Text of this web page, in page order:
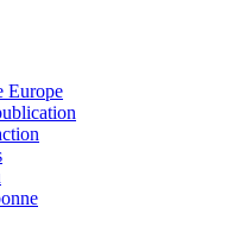
Europe